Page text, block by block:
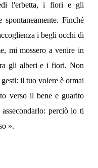
l'erbetta, i fiori e gli
Finché
i begli occhi di
mi mossero a venire in
gli alberi e i fiori. Non
il tuo volere è ormai
verso il bene e guarito
perciò io ti
».